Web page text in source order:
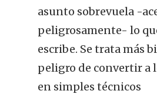
asunto sobrevuela -
peligrosamente- lo
escribe. Se trata más
peligro de convertir a
en simples técnicos